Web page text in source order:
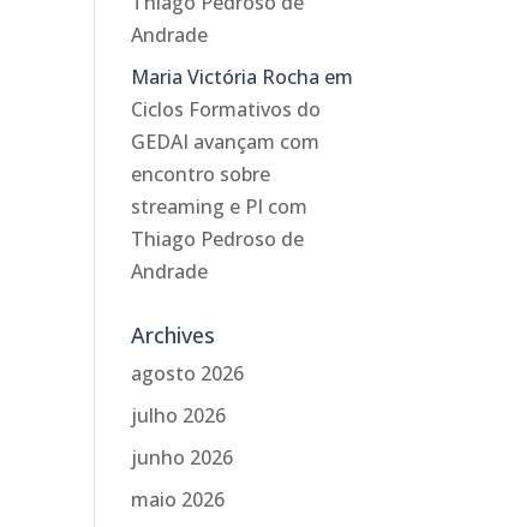
Andrade
Maria Victória Rocha em
Ciclos Formativos do
GEDAI avançam com
encontro sobre
streaming e PI com
Thiago Pedroso de
Andrade
Archives
agosto 2026
julho 2026
junho 2026
maio 2026